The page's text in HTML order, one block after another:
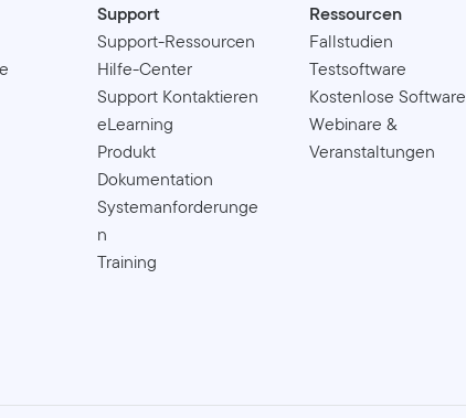
Support
Support-Ressourcen
Hilfe-Center
Support Kontaktieren
eLearning
Produkt
Dokumentation
Systemanforderunge
n
Training
Ressourcen
Fallstudien
Testsoftware
Kostenlose Software
Webinare &
Veranstaltungen